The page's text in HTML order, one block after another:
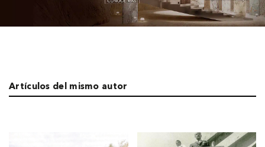
Artículos del mismo autor